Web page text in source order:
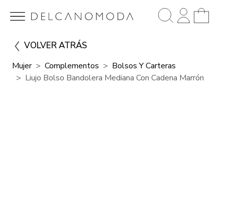
VOLVER ATRÁS
Mujer Complementos
Bolsos Y Carteras
Liujo Bolso Bandolera Mediana Con Cadena Marrón